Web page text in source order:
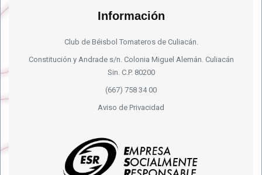
Información
Club de Béisbol Tomateros de Culiacán.
Constitución y Andrade s/n. Colonia Miguel Alemán. Culiacán
Sin. C.P. 80200
(667) 758 34 00
Aviso de Privacidad